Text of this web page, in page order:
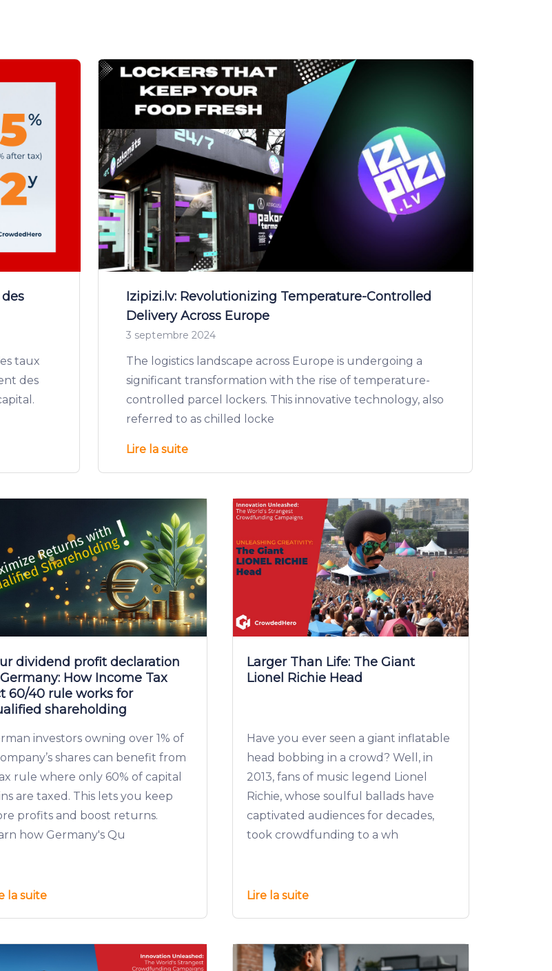
taux
des
Izipizi.lv: Revolutionizing Temperature-Controlled
Delivery Across Europe
3 septembre 2024
The logistics landscape across Europe is undergoing a
significant transformation with the rise of temperature-
controlled parcel lockers. This innovative technology, also
referred to as chilled locke
Lire la suite
dividend profit declaration
How Income Tax
60/40 rule works for
shareholding
investors owning over 1% of
shares can benefit from
rule where only 60% of capital
are taxed. This lets you keep
profits and boost returns.
how Germany's Qu
la suite
Larger Than Life: The Giant
Lionel Richie Head
Have you ever seen a giant inflatable
head bobbing in a crowd? Well, in
2013, fans of music legend Lionel
Richie, whose soulful ballads have
captivated audiences for decades,
took crowdfunding to a wh
Lire la suite